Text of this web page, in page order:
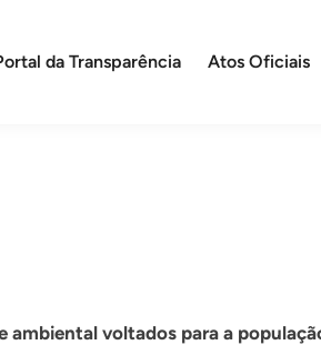
da Transparência Atos Oficiais
voltados para a